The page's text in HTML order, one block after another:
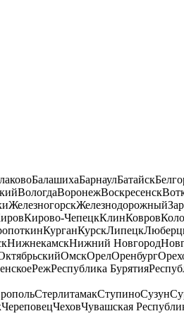
БалашихаБарнаулБатайск
ВологдаВоронежВоскресенск
ЖелезногорскЖелезнодорожный
Кирово-ЧепецкКлинКовров
КурганКурскЛипецк
НижнекамскНижний Новгород
ОмскОрелОренбург
РежРеспублика Бурятия
СтерлитамакСтупиноСузун
ЧереповецЧеховЧувашская